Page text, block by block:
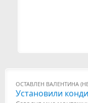
ОСТАВЛЕН ВАЛЕНТИНА
Установили